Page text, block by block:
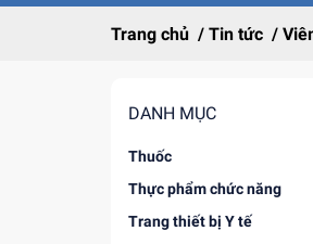
Trang chủ / Tin tức /
DANH MỤC
Thuốc
Thực phẩm chức năng
Trang thiết bị Y tế